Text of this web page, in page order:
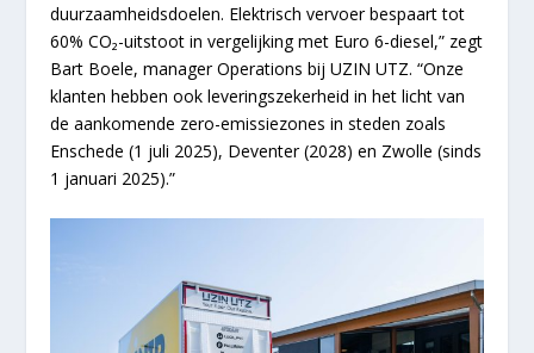
duurzaamheidsdoelen. Elektrisch vervoer bespaart tot
60% CO₂-uitstoot in vergelijking met Euro 6-diesel,” zegt
Bart Boele, manager Operations bij UZIN UTZ. “Onze
klanten hebben ook leveringszekerheid in het licht van
de aankomende zero-emissiezones in steden zoals
Enschede (1 juli 2025), Deventer (2028) en Zwolle (sinds
1 januari 2025).”